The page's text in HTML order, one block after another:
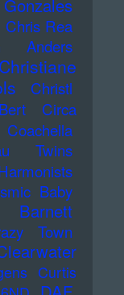
Chris Rea
Anders
Christiane
Christl
Circa
Coachella
Twins
Baby
Barnett
Town
Curtis